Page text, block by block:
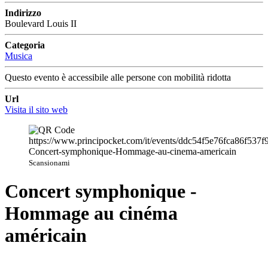
Indirizzo
Boulevard Louis II
Categoria
Musica
Questo evento è accessibile alle persone con mobilità ridotta
Url
Visita il sito web
Scansionami
Concert symphonique -
Hommage au cinéma
américain